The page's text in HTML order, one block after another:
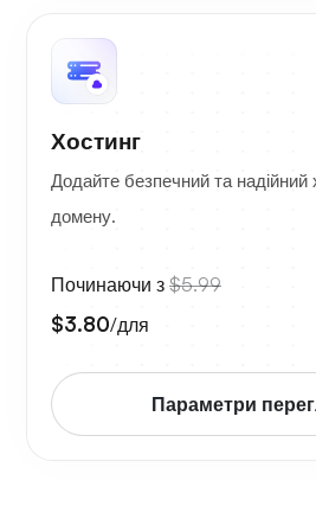
Хостинг
Додайте безпечний та надійний
домену.
Починаючи з $5.99
$3.80/для
Параметри